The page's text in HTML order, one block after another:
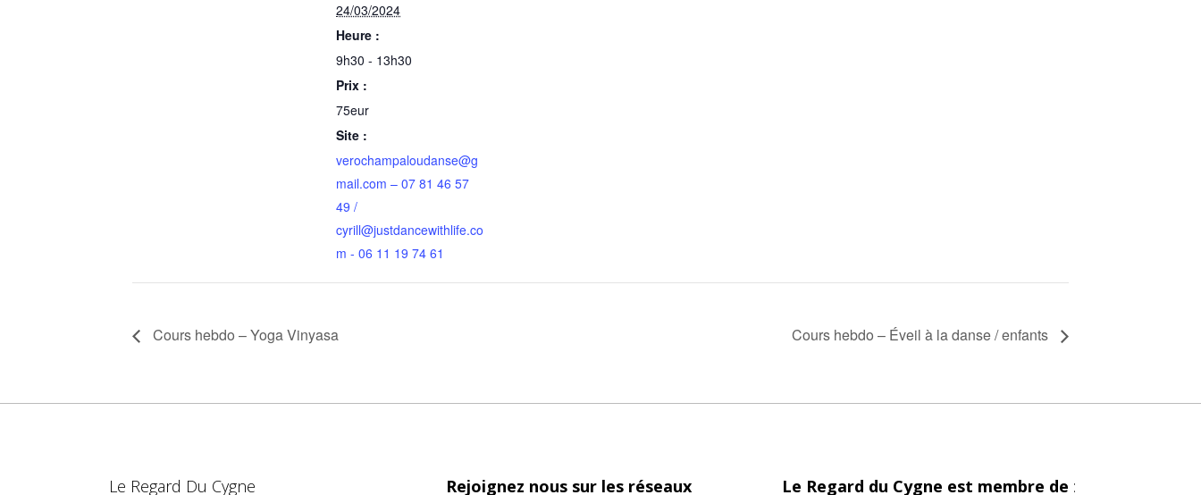
24/03/2024
Heure :
9h30 - 13h30
Prix :
75eur
Site :
verochampaloudanse@g
mail.com – 07 81 46 57
49 /
cyrill@justdancewithlife.co
m - 06 11 19 74 61
Cours hebdo – Yoga Vinyasa Cours hebdo – Éveil à la danse / enfants
Le Regard Du Cygne Rejoignez nous sur les réseaux Le Regard du Cygne est membre de :